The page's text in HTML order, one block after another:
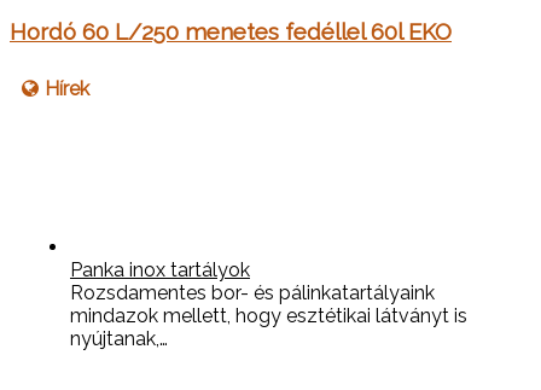
Hordó 60 L/250 menetes fedéllel 60l EKO
Hírek
Panka inox tartályok
Rozsdamentes bor- és pálinkatartályaink
mindazok mellett, hogy esztétikai látványt is
nyújtanak,…